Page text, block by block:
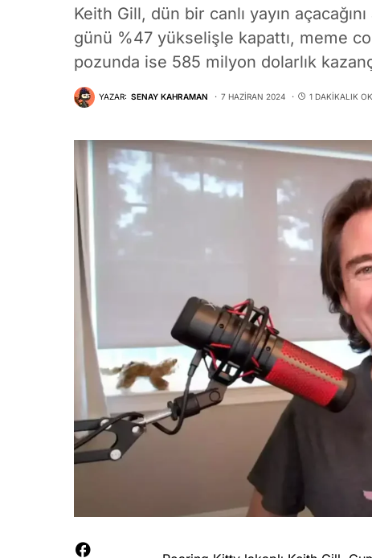
Keith Gill, dün bir canlı yayın
günü %47 yükselişle kapattı, meme
pozunda ise 585 milyon dolarlık
YAZAR: SENAY KAHRAMAN 7 HAZIRAN 2024 1 DAKIKALIK